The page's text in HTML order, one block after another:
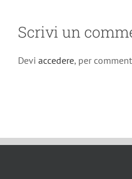
Scrivi un
Devi accedere, per